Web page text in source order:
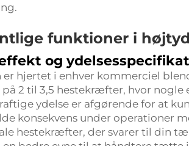
funktioner i
og
er hjertet i enhver kommerciel
2 til 3,5 hestekræfter, hvor nogle
ydelse er afgørende for at
konsekvens under operationer
hestekræfter, der svarer til din